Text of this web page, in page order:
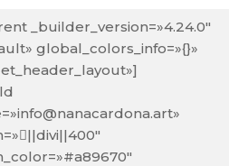
_builder_version=»4.24.0″
global_colors_info=»{}»